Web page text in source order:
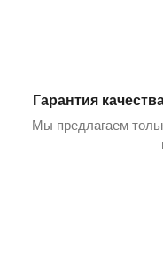
Гарантия
Мы предлагаем